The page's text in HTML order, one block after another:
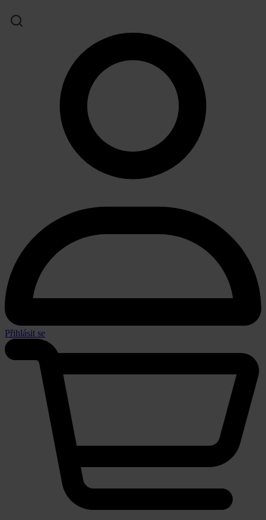
Přihlásit se